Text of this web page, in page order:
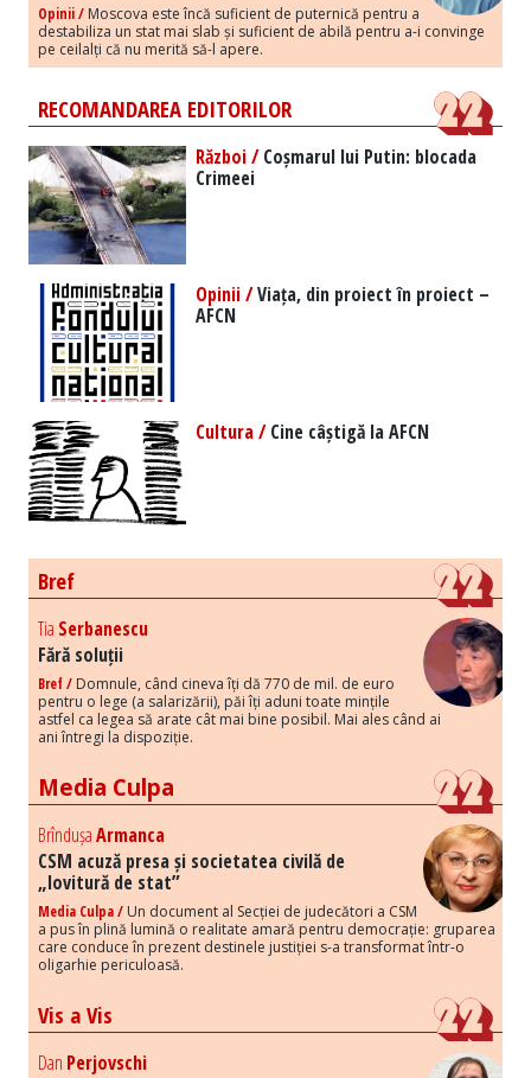
Opinii / Moscova este încă suficient de puternică pentru a
destabiliza un stat mai slab și suficient de abilă pentru a-i convinge
pe ceilalți că nu merită să-l apere.
RECOMANDAREA EDITORILOR
Război /Coșmarul lui Putin: blocada
Crimeei
Opinii /Viața, din proiect în proiect –
AFCN
Cultura /Cine câștigă la AFCN
Bref
Tia Serbanescu
Fără soluții
Bref / Domnule, când cineva îți dă 770 de mil. de euro
pentru o lege (a salarizării), păi îți aduni toate mințile
astfel ca legea să arate cât mai bine posibil. Mai ales când ai
ani întregi la dispoziție.
Media Culpa
BrîndușaArmanca
CSM acuză presa și societatea civilă de
„lovitură de stat”
Media Culpa / Un document al Secției de judecători a CSM
a pus în plină lumină o realitate amară pentru democrație: gruparea
care conduce în prezent destinele justiției s-a transformat într-o
oligarhie periculoasă.
Vis a Vis
Dan Perjovschi